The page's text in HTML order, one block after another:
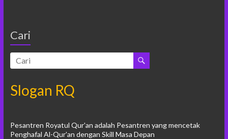
Cari
Slogan RQ
Pesantren Royatul Qur'an adalah Pesantren yang mencetak
Penghafal Al-Qur'an dengan Skill Masa Depan